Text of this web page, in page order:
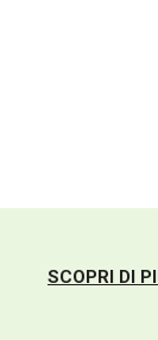
SCOPRI DI